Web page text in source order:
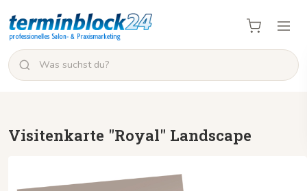
Visitenkarte "Royal" Landscape